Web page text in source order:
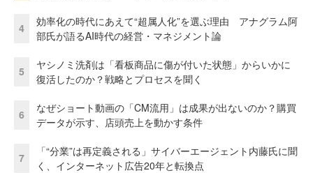
4
効率化の時代にあえて“超属人化”を選ぶ理由 アナグラム阿
部氏が語るAI時代の経営・マネジメント論
5
ヤシノミ洗剤は「看板商品に傷が付いた状態」からいかに
復活したのか？戦略とプロセスを聞く
6
なぜショート動画の「CM流用」は成果が出ないのか？購買
データが示す、店頭売上を動かす条件
7
「“分業”は再定義される」サイバーエージェント内藤氏に聞
く、インターネット広告20年と転換点